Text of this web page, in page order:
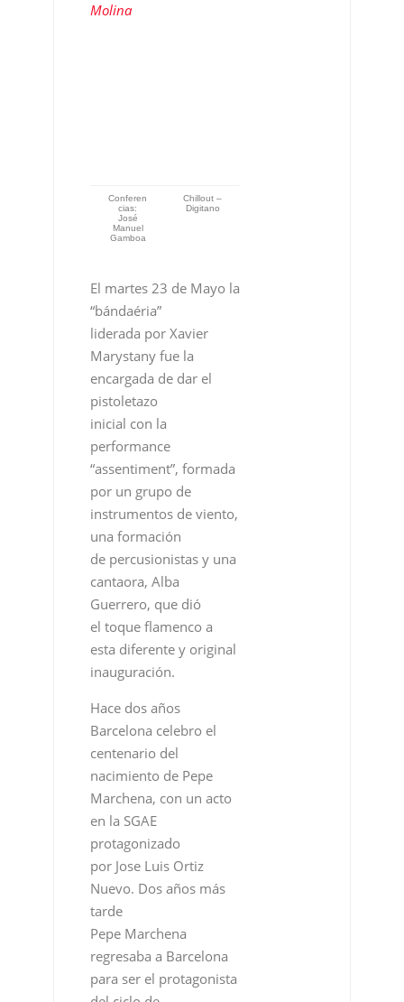
Molina
Conferen
cias:
José
Manuel
Gamboa
Chillout –
Digitano
El martes 23 de Mayo la
“bándaéria”
liderada por Xavier
Marystany fue la
encargada de dar el
pistoletazo
inicial con la
performance
“assentiment”, formada
por un grupo de
instrumentos de viento,
una formación
de percusionistas y una
cantaora, Alba
Guerrero, que dió
el toque flamenco a
esta diferente y original
inauguración.
Hace dos años
Barcelona celebro el
centenario del
nacimiento de Pepe
Marchena, con un acto
en la SGAE
protagonizado
por Jose Luis Ortiz
Nuevo. Dos años más
tarde
Pepe Marchena
regresaba a Barcelona
para ser el protagonista